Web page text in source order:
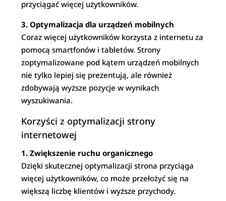
przyciągać więcej użytkowników.
3. Optymalizacja dla urządzeń mobilnych
Coraz więcej użytkowników korzysta z internetu za
pomocą smartfonów i tabletów. Strony
zoptymalizowane pod kątem urządzeń mobilnych
nie tylko lepiej się prezentują, ale również
zdobywają wyższe pozycje w wynikach
wyszukiwania.
Korzyści z optymalizacji strony
internetowej
1. Zwiększenie ruchu organicznego
Dzięki skutecznej optymalizacji strona przyciąga
więcej użytkowników, co może przełożyć się na
większą liczbę klientów i wyższe przychody.